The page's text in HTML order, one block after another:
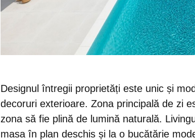
Designul întregii proprietăți este unic și
decoruri exterioare. Zona principală de zi
zona să fie plină de lumină naturală.
masa în plan deschis și la o bucătărie